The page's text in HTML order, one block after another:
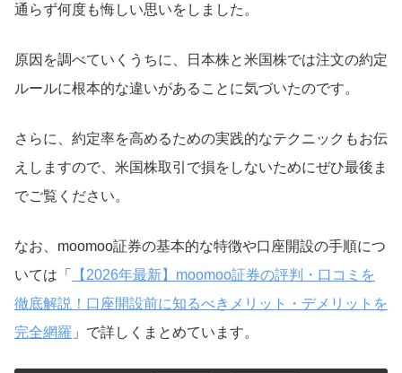
通らず何度も悔しい思いをしました。
原因を調べていくうちに、日本株と米国株では注文の約定
ルールに根本的な違いがあることに気づいたのです。
さらに、約定率を高めるための実践的なテクニックもお伝
えしますので、米国株取引で損をしないためにぜひ最後ま
でご覧ください。
なお、moomoo証券の基本的な特徴や口座開設の手順につ
いては「
【2026年最新】moomoo証券の評判・口コミを
徹底解説！口座開設前に知るべきメリット・デメリットを
完全網羅 」で詳しくまとめています。